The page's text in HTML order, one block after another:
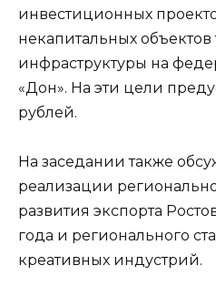
инвестиционных
некапитальных объектов
инфраструктуры на
«Дон». На эти цели
рублей.
На заседании также
реализации
развития экспорта
года и регионального
креативных индустрий.